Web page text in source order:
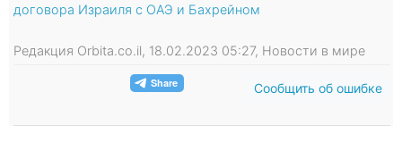
договора Израиля с ОАЭ и Бахрейном
Редакция Orbita.co.il, 18.02.2023 05:27, Новости в мире
Сообщить об ошибке